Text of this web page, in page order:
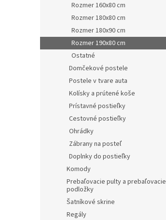
Rozmer 160x80 cm
Rozmer 180x80 cm
Rozmer 180x90 cm
Rozmer 190x80 cm
Ostatné
Domčekové postele
Postele v tvare auta
Kolísky a prútené koše
Prístavné postieľky
Cestovné postieľky
Ohrádky
Zábrany na posteľ
Doplnky do postieľky
Komody
Prebaľovacie pulty a prebaľovacie
podložky
Šatníkové skrine
Regály